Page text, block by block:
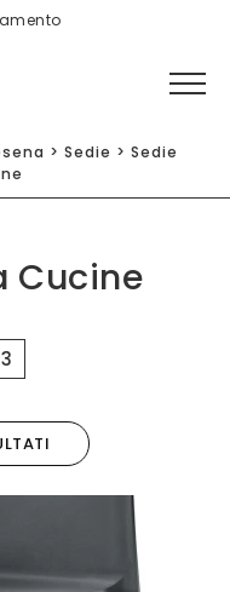
> Sedie > Sedie
Cucine
3